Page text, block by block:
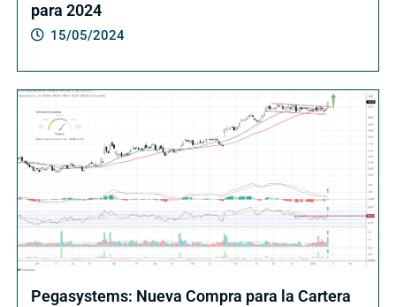
para 2024
15/05/2024
Pegasystems: Nueva Compra para la Cartera